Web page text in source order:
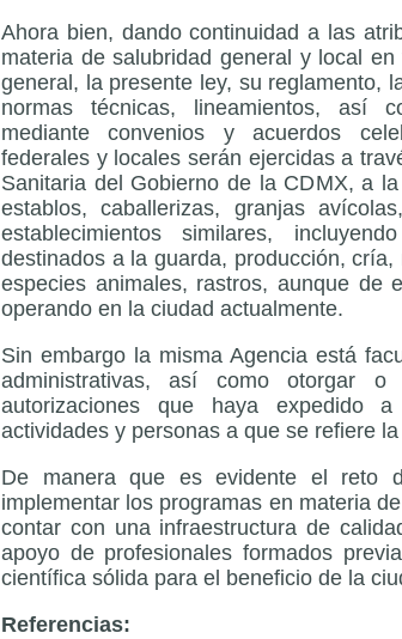
Ahora bien, dando continuidad a las
materia de salubridad general y local
general, la presente ley, su reglamento,
normas técnicas, lineamientos, así
mediante convenios y acuerdos
federales y locales serán ejercidas a
Sanitaria del Gobierno de la CDMX, a
establos, caballerizas, granjas
establecimientos similares,
destinados a la guarda, producción,
especies animales, rastros, aunque de
operando en la ciudad actualmente.
Sin embargo la misma Agencia está
administrativas, así como otorgar
autorizaciones que haya expedido
actividades y personas a que se refiere la
De manera que es evidente el reto
implementar los programas en materia
contar con una infraestructura de
apoyo de profesionales formados
científica sólida para el beneficio de la
Referencias: